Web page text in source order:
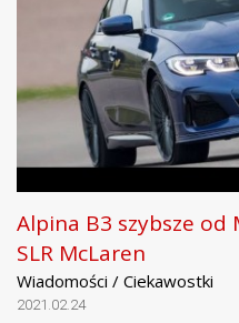
Alpina B3 szybsze od
SLR McLaren
Wiadomości / Ciekawostki
2021.02.24